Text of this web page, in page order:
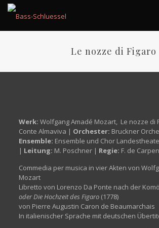
Le nozze di Figaro
Werk: Wolfgang Amadé Mozart, Le nozze di
Conte Almaviva | Orchester: Bruckner
Ensemble: Ensemble und Chor
| Leitung: M. Poschner | Regie: F. de
Commedia per musica in vier Akten von
Mozart
Libretto von Lorenzo Da Ponte nach der
oder Die Hochzeit des Figaro (1778)
von Pierre Augustin Caron de Beaumarchais
In italienischer Sprache mit deutschen